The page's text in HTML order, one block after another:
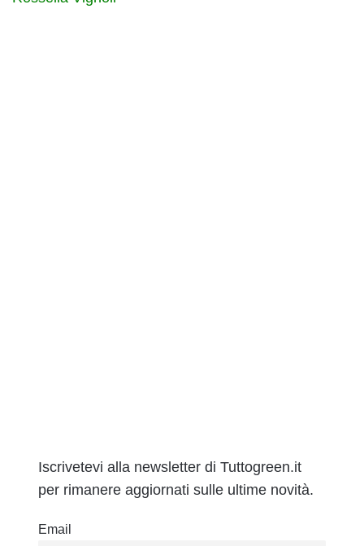
Iscrivetevi alla newsletter di Tuttogreen.it
per rimanere aggiornati sulle ultime novità.
Email